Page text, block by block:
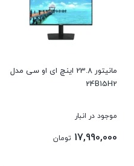
مانیتور 23.8 اینچ ای او سی مدل
24B15H2
موجود در انبار
17,990,000 تومان